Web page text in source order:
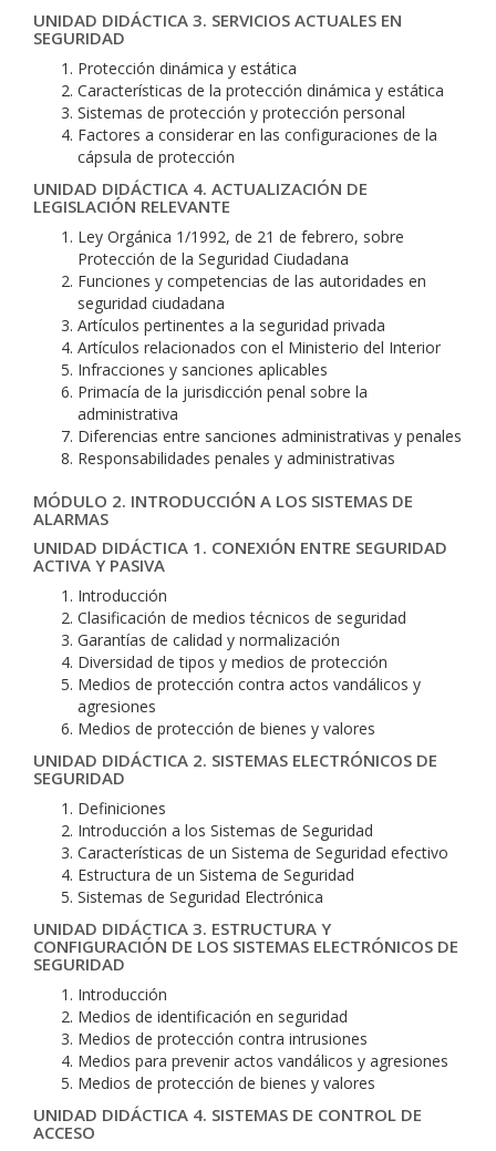
UNIDAD DIDÁCTICA 3. SERVICIOS ACTUALES EN
SEGURIDAD
Protección dinámica y estática
Características de la protección dinámica y estática
Sistemas de protección y protección personal
Factores a considerar en las configuraciones de la
cápsula de protección
UNIDAD DIDÁCTICA 4. ACTUALIZACIÓN DE
LEGISLACIÓN RELEVANTE
Ley Orgánica 1/1992, de 21 de febrero, sobre
Protección de la Seguridad Ciudadana
Funciones y competencias de las autoridades en
seguridad ciudadana
Artículos pertinentes a la seguridad privada
Artículos relacionados con el Ministerio del Interior
Infracciones y sanciones aplicables
Primacía de la jurisdicción penal sobre la
administrativa
Diferencias entre sanciones administrativas y penales
Responsabilidades penales y administrativas
MÓDULO 2. INTRODUCCIÓN A LOS SISTEMAS DE
ALARMAS
UNIDAD DIDÁCTICA 1. CONEXIÓN ENTRE SEGURIDAD
ACTIVA Y PASIVA
Introducción
Clasificación de medios técnicos de seguridad
Garantías de calidad y normalización
Diversidad de tipos y medios de protección
Medios de protección contra actos vandálicos y
agresiones
Medios de protección de bienes y valores
UNIDAD DIDÁCTICA 2. SISTEMAS ELECTRÓNICOS DE
SEGURIDAD
Definiciones
Introducción a los Sistemas de Seguridad
Características de un Sistema de Seguridad efectivo
Estructura de un Sistema de Seguridad
Sistemas de Seguridad Electrónica
UNIDAD DIDÁCTICA 3. ESTRUCTURA Y
CONFIGURACIÓN DE LOS SISTEMAS ELECTRÓNICOS DE
SEGURIDAD
Introducción
Medios de identificación en seguridad
Medios de protección contra intrusiones
Medios para prevenir actos vandálicos y agresiones
Medios de protección de bienes y valores
UNIDAD DIDÁCTICA 4. SISTEMAS DE CONTROL DE
ACCESO